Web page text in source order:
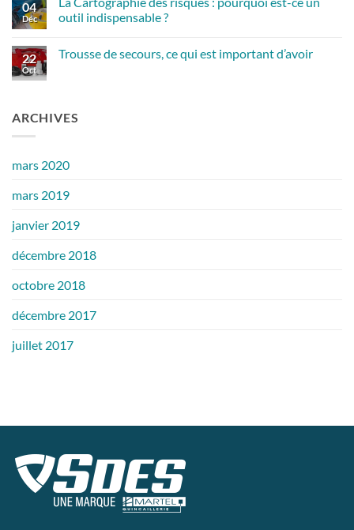
Réactivité
et
de
protection :
marché
actuel
04
Déc
outil indispensable ?
sur
pourquoi
est-
indispensable ?
22
Oct
Trousse de secours, ce qui est important d’avoir
secours,
important
d’avoir
ARCHIVES
mars 2020
mars 2019
janvier 2019
décembre 2018
octobre 2018
décembre 2017
juillet 2017